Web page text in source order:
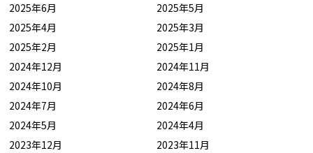
2025年6月
2025年5月
2025年4月
2025年3月
2025年2月
2025年1月
2024年12月
2024年11月
2024年10月
2024年8月
2024年7月
2024年6月
2024年5月
2024年4月
2023年12月
2023年11月